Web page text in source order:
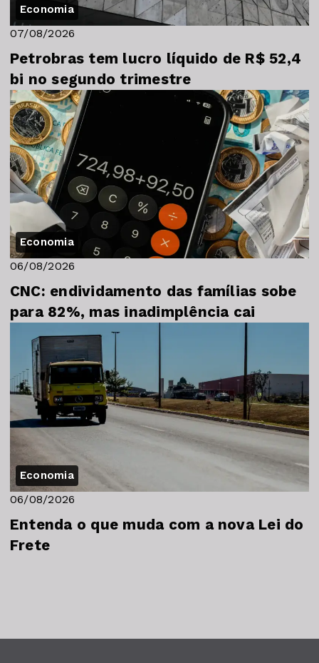
Economia
07/08/2026
Petrobras tem lucro líquido de R$ 52,4
bi no segundo trimestre
Economia
06/08/2026
CNC: endividamento das famílias sobe
para 82%, mas inadimplência cai
Economia
06/08/2026
Entenda o que muda com a nova Lei do
Frete